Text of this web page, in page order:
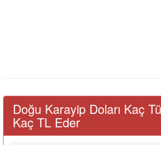
Doğu Karayip Doları Kaç
Kaç TL Eder